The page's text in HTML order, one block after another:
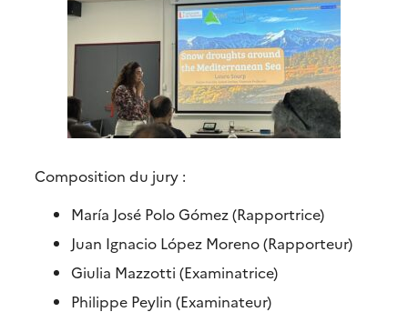
Composition du jury :
María José Polo Gómez (Rapportrice)
Juan Ignacio López Moreno (Rapporteur)
Giulia Mazzotti (Examinatrice)
Philippe Peylin (Examinateur)